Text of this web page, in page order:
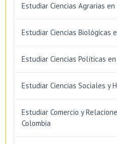
Estudiar Ciencias Agrarias en
Estudiar Ciencias Biológicas
Estudiar Ciencias Políticas
Estudiar Ciencias Sociales y
Estudiar Comercio y
Colombia